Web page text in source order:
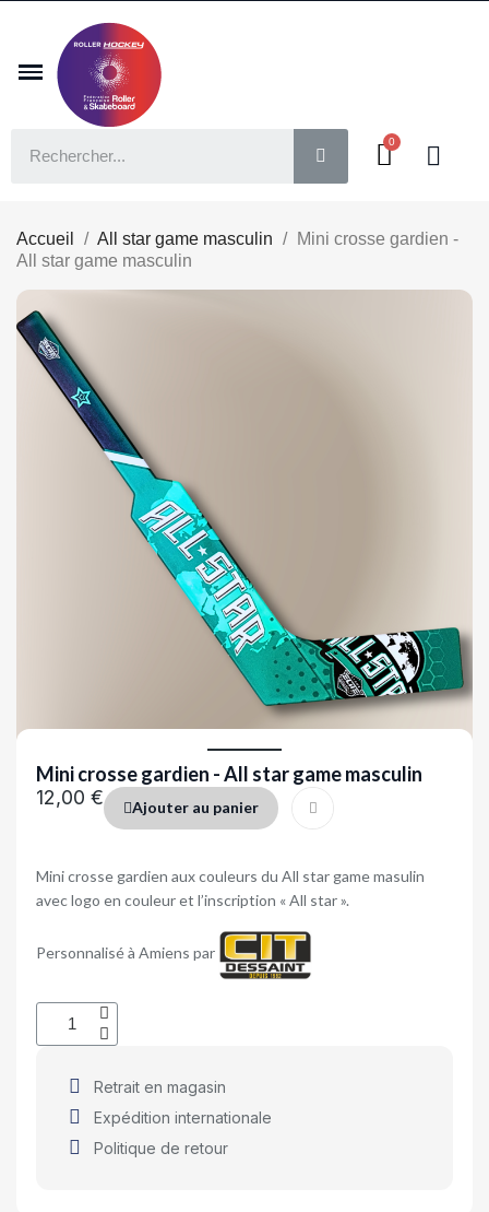
Accueil All star game masculin
Mini crosse gardien -
All star game masculin
Mini crosse gardien - All star game masculin
12,00 €
Mini crosse gardien aux couleurs du All star game masulin
avec logo en couleur et l’inscription « All star ».
Personnalisé à Amiens par
Ajouter au panier
Retrait en magasin
Expédition internationale
Politique de retour